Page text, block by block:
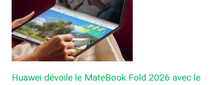
Huawei dévoile le MateBook Fold 2026 avec le